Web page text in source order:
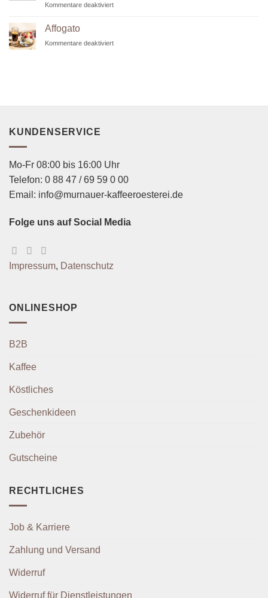
Kommentare deaktiviertfür
Kaffee
Affogato
Kommentare deaktiviertfür
KUNDENSERVICE
Mo-Fr 08:00 bis 16:00 Uhr
Telefon: 0 88 47 / 69 59 0 00
Email: info@murnauer-kaffeeroesterei.de
Folge uns auf Social Media
Impressum, Datenschutz
ONLINESHOP
B2B
Kaffee
Köstliches
Geschenkideen
Zubehör
Gutscheine
RECHTLICHES
Job & Karriere
Zahlung und Versand
Widerruf
Widerruf für Dienstleistungen